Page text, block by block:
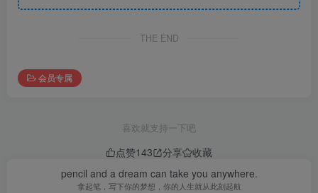
THE END
会员专属
喜欢就支持一下吧
点赞143 分享
收藏
pencil and a dream can take you anywhere.
拿起笔，写下你的梦想，你的人生就从此刻起航